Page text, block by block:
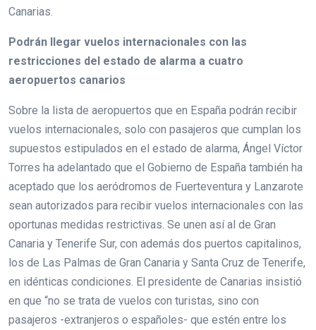
Canarias.
Podrán llegar vuelos internacionales con las
restricciones del estado de alarma a cuatro
aeropuertos canarios
Sobre la lista de aeropuertos que en España podrán recibir
vuelos internacionales, solo con pasajeros que cumplan los
supuestos estipulados en el estado de alarma, Ángel Víctor
Torres ha adelantado que el Gobierno de España también ha
aceptado que los aeródromos de Fuerteventura y Lanzarote
sean autorizados para recibir vuelos internacionales con las
oportunas medidas restrictivas. Se unen así al de Gran
Canaria y Tenerife Sur, con además dos puertos capitalinos,
los de Las Palmas de Gran Canaria y Santa Cruz de Tenerife,
en idénticas condiciones. El presidente de Canarias insistió
en que “no se trata de vuelos con turistas, sino con
pasajeros -extranjeros o españoles- que estén entre los